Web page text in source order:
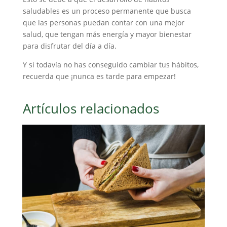
saludables es un proceso permanente que busca
que las personas puedan contar con una mejor
salud, que tengan más energía y mayor bienestar
para disfrutar del día a día.
Y si todavía no has conseguido cambiar tus hábitos,
recuerda que ¡nunca es tarde para empezar!
Artículos relacionados